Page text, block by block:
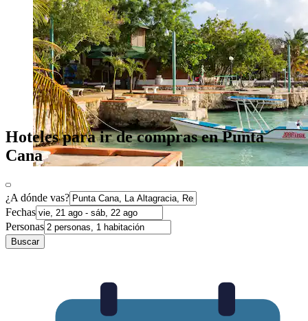
Hoteles para ir de compras en Punta
Cana
¿A dónde vas?
Fechas
Personas
Buscar